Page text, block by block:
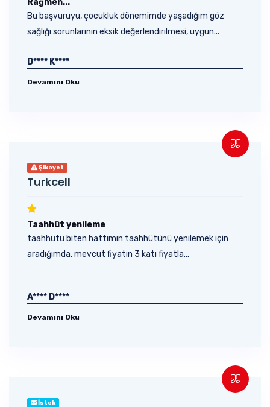
Bu başvuruyu, çocukluk dönemimde yaşadığım göz
sağlığı sorunlarının eksik değerlendirilmesi, uygun...
D**** K****
Devamını Oku
Şikayet
Turkcell
Taahhüt yenileme
taahhütü biten hattımın taahhütünü yenilemek için
aradığımda, mevcut fiyatın 3 katı fiyatla...
A**** D****
Devamını Oku
İstek